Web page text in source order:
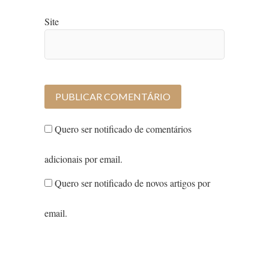
Site
Quero ser notificado de comentários
adicionais por email.
Quero ser notificado de novos artigos por
email.